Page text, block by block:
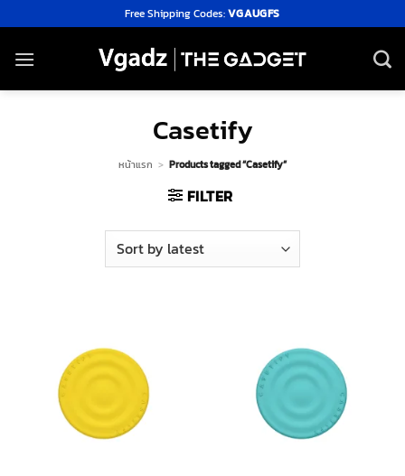
to
content
Free Shipping Codes:VGAUGFS
Casetify
หน้าแรก > Products tagged “Casetify”
FILTER